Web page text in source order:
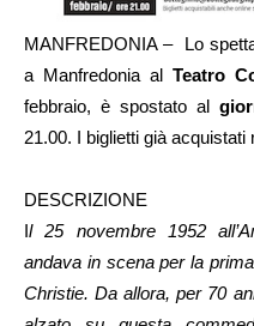
MANFREDONIA – Lo
a Manfredonia al Teatro
febbraio, è spostato al
21.00. I biglietti già
DESCRIZIONE
Il 25 novembre 1952
andava in scena per la
Christie. Da allora, per 70